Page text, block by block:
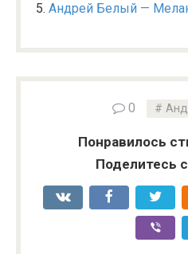
Андрей Белый —
0
Понравилось
Поделитесь